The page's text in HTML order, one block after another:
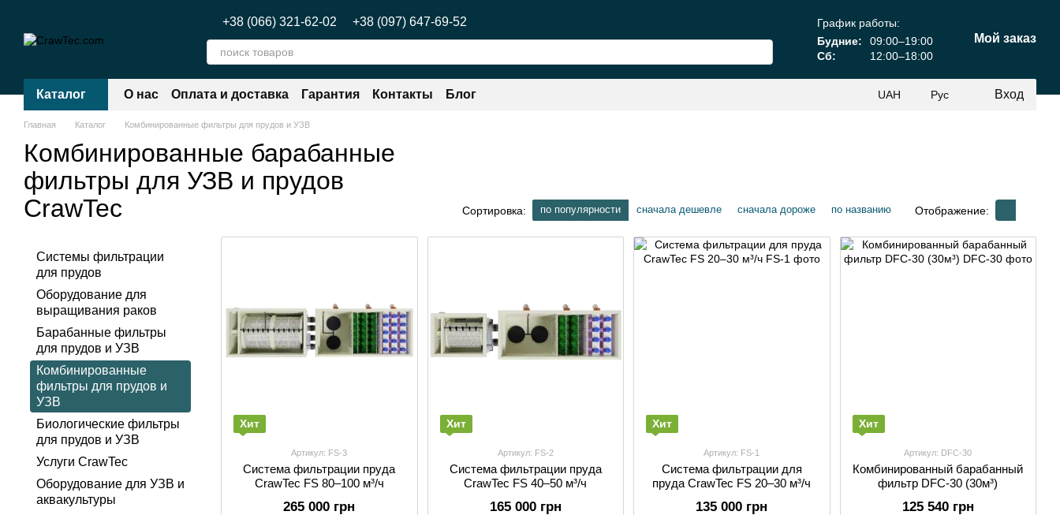
+38 (066) 321-62-02 +38 (097) 647-69-52
График работы:
Будние:
09:00–19:00
Сб:
12:00–18:00
Мой заказ
Каталог О нас Оплата и доставка Гарантия Контакты Блог UAH Рус Вход
Главная Каталог Комбинированные фильтры для прудов и УЗВ
Комбинированные барабанные
фильтры для УЗВ и прудов
CrawTec
Сортировка: по популярности сначала дешевле сначала дороже по названию Отображение:
Хит
Артикул: FS-3
Система фильтрации пруда
CrawTec FS 80–100 м³/ч
265 000 грн
Хит
Артикул: FS-2
Система фильтрации пруда
CrawTec FS 40–50 м³/ч
165 000 грн
Хит
Артикул: FS-1
Система фильтрации для
пруда CrawTec FS 20–30 м³/ч
135 000 грн
Хит
Артикул: DFC-30
Комбинированный барабанный
фильтр DFC-30 (30м³)
125 540 грн
Системы фильтрации
для прудов
Оборудование для
выращивания раков
Барабанные фильтры
для прудов и УЗВ
Комбинированные
фильтры для прудов и
УЗВ
Биологические фильтры
для прудов и УЗВ
Услуги CrawTec
Оборудование для УЗВ и
аквакультуры